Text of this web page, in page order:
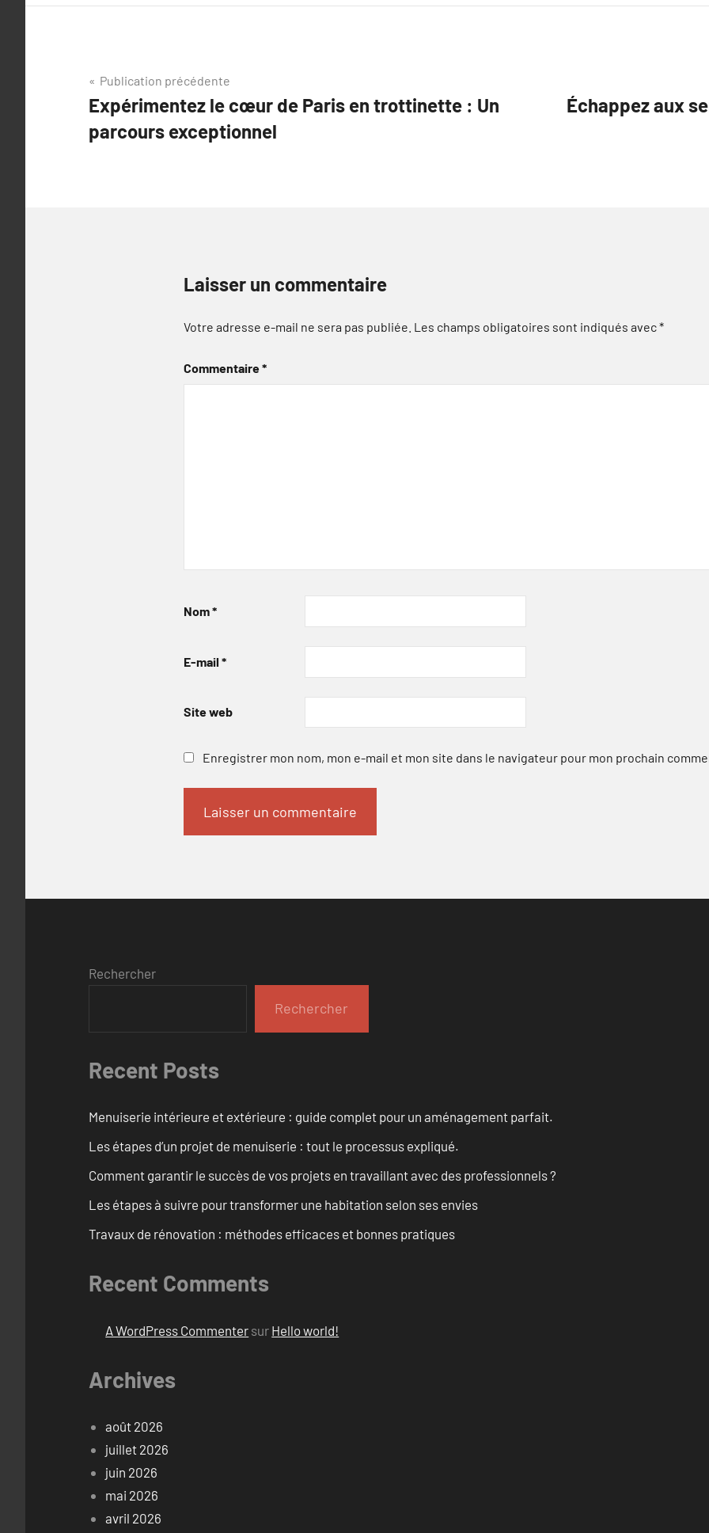
Navigation
de
l’article
Publication précédente
Expérimentez le cœur de Paris en trottinette : Un
parcours exceptionnel
Échappez aux
Laisser un commentaire
Votre adresse e-mail ne sera pas publiée. Les champs obligatoires sont indiqués avec*
Commentaire*
Nom*
E-mail *
Site web
Enregistrer mon nom, mon e-mail et mon site dans le navigateur pour mon prochain
Rechercher
Rechercher
Recent Posts
Menuiserie intérieure et extérieure : guide complet pour un aménagement parfait.
Les étapes d’un projet de menuiserie : tout le processus expliqué.
Comment garantir le succès de vos projets en travaillant avec des professionnels ?
Les étapes à suivre pour transformer une habitation selon ses envies
Travaux de rénovation : méthodes efficaces et bonnes pratiques
Recent Comments
A WordPress Commenter sur Hello world!
Archives
août 2026
juillet 2026
juin 2026
mai 2026
avril 2026